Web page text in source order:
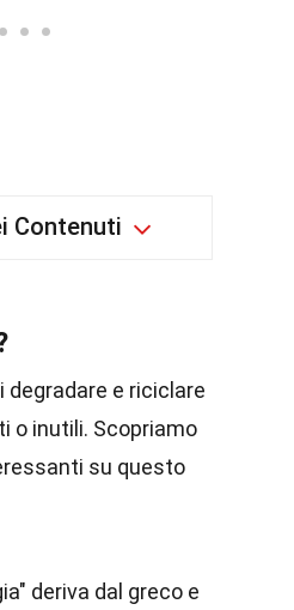
Contenuti
degradare e riciclare
o inutili. Scopriamo
su questo
deriva dal greco e